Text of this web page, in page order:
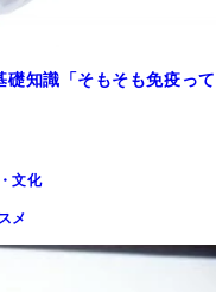
知識「そもそも免疫って
文化
メ